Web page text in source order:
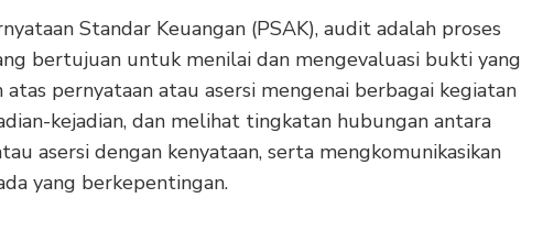
Standar Keuangan (PSAK), audit adalah proses
bertujuan untuk menilai dan mengevaluasi bukti yang
pernyataan atau asersi mengenai berbagai kegiatan
kejadian, dan melihat tingkatan hubungan antara
asersi dengan kenyataan, serta mengkomunikasikan
yang berkepentingan.